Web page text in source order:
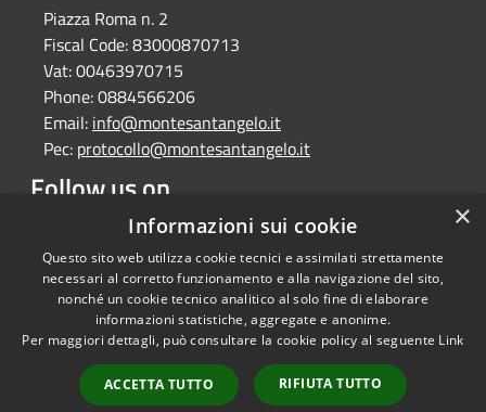
Piazza Roma n. 2
Fiscal Code:83000870713
Vat:00463970715
Phone:0884566206
Email: info@montesantangelo.it
Pec: protocollo@montesantangelo.it
Follow us on
FacebookYoutubeInstagramTelegramWhatsapp
RSS
Accessibility
Copyright © 2026 • Comune
Monte Sant'Angelo • Powered
byMunicipium
Admin
×
Informazioni sui cookie
Questo sito web utilizza cookie tecnici e assimilati strettamente
necessari al corretto funzionamento e alla navigazione del sito,
nonché un cookie tecnico analitico al solo fine di elaborare
informazioni statistiche, aggregate e anonime.
Per maggiori dettagli, può consultare la cookie policy al seguente Link
ACCETTA TUTTO RIFIUTA TUTTO